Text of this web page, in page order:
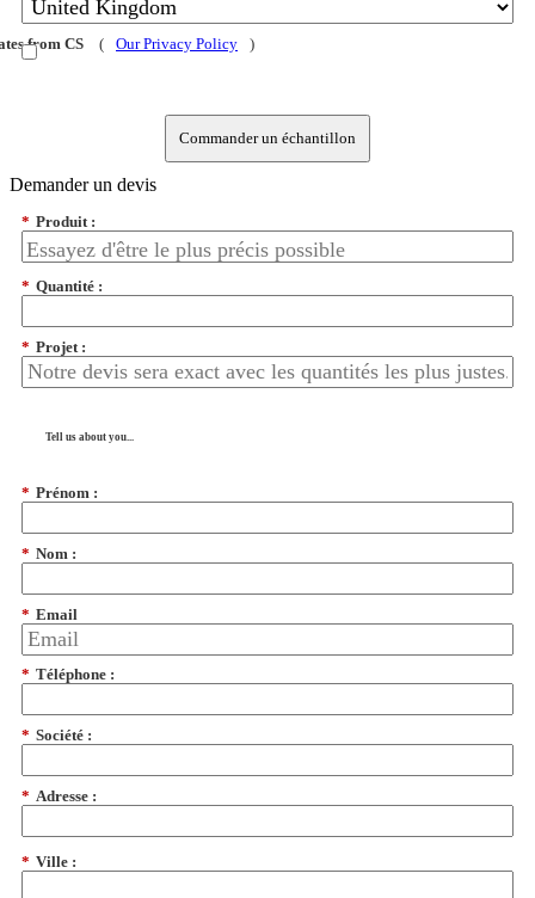
from CS ( Our Privacy Policy )
Commander un échantillon
Demander un devis
* Produit :
* Quantité :
* Projet :
Tell us about you...
* Prénom :
* Nom :
* Email
* Téléphone :
* Société :
* Adresse :
* Ville :